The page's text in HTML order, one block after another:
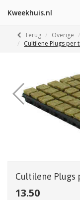
Kweekhuis.nl
Terug Overige
Cultilene Plugs per
Cultilene
13.50